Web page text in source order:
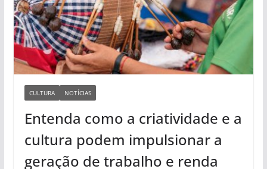
CULTURA NOTÍCIAS
Entenda como a criatividade e a
cultura podem impulsionar a
geração de trabalho e renda